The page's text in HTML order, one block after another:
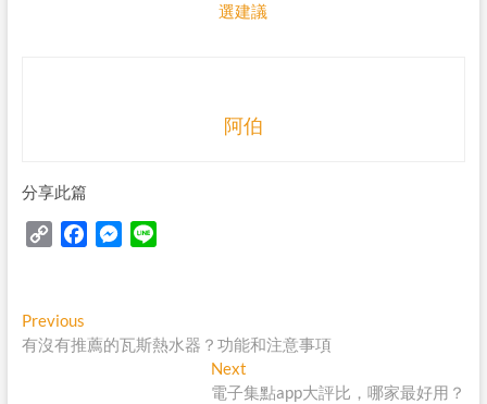
選建議
阿伯
分享此篇
y
L
b
M
e
Post
navigation
PreviousPrevious
post:
有沒有推薦的瓦斯熱水器？功能和注意事項
Next
post:
電子集點app大評比，哪家最好用？